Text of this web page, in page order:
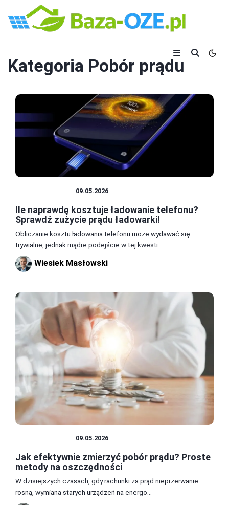
Kategoria Pobór prądu
09.05.2026
Ile naprawdę kosztuje ładowanie telefonu?
Sprawdź zużycie prądu ładowarki!
Obliczanie kosztu ładowania telefonu może wydawać się
trywialne, jednak mądre podejście w tej kwesti...
Wiesiek Masłowski
09.05.2026
Jak efektywnie zmierzyć pobór prądu? Proste
metody na oszczędności
W dzisiejszych czasach, gdy rachunki za prąd nieprzerwanie
rosną, wymiana starych urządzeń na energo...